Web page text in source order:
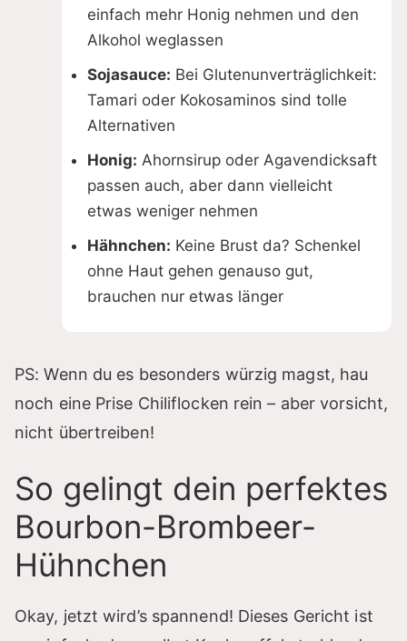
einfach mehr Honig nehmen und den
Alkohol weglassen
Sojasauce: Bei Glutenunverträglichkeit:
Tamari oder Kokosaminos sind tolle
Alternativen
Honig: Ahornsirup oder Agavendicksaft
passen auch, aber dann vielleicht
etwas weniger nehmen
Hähnchen: Keine Brust da? Schenkel
ohne Haut gehen genauso gut,
brauchen nur etwas länger
PS: Wenn du es besonders würzig magst, hau
noch eine Prise Chiliflocken rein – aber vorsicht,
nicht übertreiben!
So gelingt dein perfektes
Bourbon-Brombeer-
Hühnchen
Okay, jetzt wird’s spannend! Dieses Gericht ist